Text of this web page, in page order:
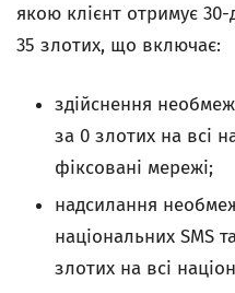
якою клієнт отримує
35 злотих, що включає:
здійснення
за 0 злотих на всі
фіксовані мережі;
надсилання
національних SMS
злотих на всі